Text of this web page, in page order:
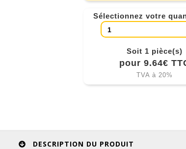
Sélectionnez votre
Soit 1 pièce(s)
pour 9.64€
TVA à 20%
DESCRIPTION DU PRODUIT